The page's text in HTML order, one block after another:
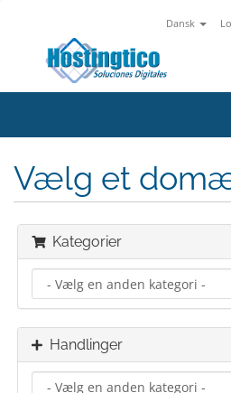
Dansk
Vælg et
Kategorier
Handlinger